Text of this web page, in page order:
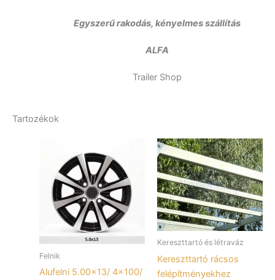
Egyszerű rakodás, kényelmes szállítás
ALFA
Trailer Shop
Tartozékok
Felnik
Alufelni 5.00×13/ 4×100/
Kereszttartó és létraváz
Kereszttartó rácsos
felépítményekhez